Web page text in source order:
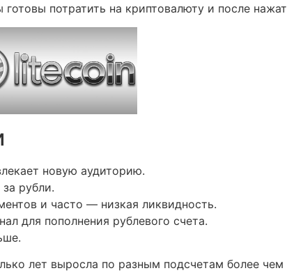
потратить на криптовалюту и после
новую аудиторию.
рубли.
и часто — низкая ликвидность.
для пополнения рублевого счета.
лет выросла по разным подсчетам более чем